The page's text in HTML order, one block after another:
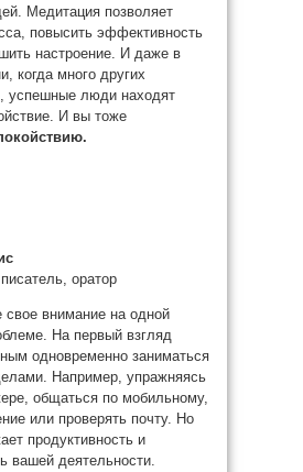
Медитация позволяет
повысить эффективность
настроение. И даже в
когда много других
успешные люди находят
И вы тоже
оратор
свое внимание на одной
На первый взгляд
одновременно заниматься
Например, упражняясь
общаться по мобильному,
или проверять почту. Но
продуктивность и
вашей деятельности.